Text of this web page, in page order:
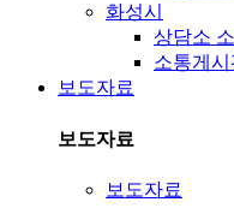
화성시
상담소
소통게시
보도자료
보도자료
보도자료